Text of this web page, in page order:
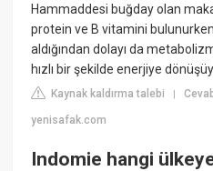
Hammaddesi buğday olan
protein ve B vitamini
aldığından dolayı da
hızlı bir şekilde enerjiye
Kaynak kaldırma talebi |
yenisafak.com
Indomie hangi